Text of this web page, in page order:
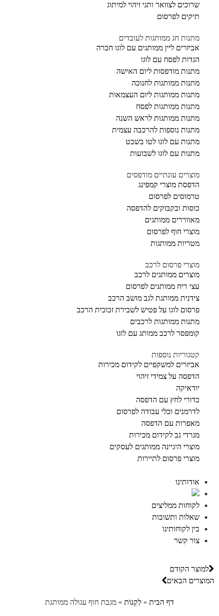
שרוכים לצוואר ותגי זיהוי למיתוג
תיקים לפרסום
מתנות חג ממותגות לעובדים
אביזרים ליין ממותגים עם לוגו חברה
הגדות לפסח עם לוגו
מתנות מודפסות ליום האישה
מתנות ממותגות לחנוכה
מתנות ממותגות ליום העצמאות
מתנות ממותגות לפסח
מתנות ממותגות לראש השנה
מתנות נוספות להרכבה עצמית
מתנות עם לוגו לטו בשבט
מתנות עם לוגו לשבועות
מוצרים עונתיים מודפסים
הדפסת מוצרי קמפינג
טרמוסים לפרסום
כוסות ובקבוקים להדפסה
מאווררים ממותגים
מוצרי חוף לפרסום
מטריות ממותגות
מוצרי פרסום לרכב
מוצרים ממותגים לרכב
עצי ריח ממותגים לפרסום
צידנית ממותגת לגב מושב הרכב
פרסום לוגו על פטיש לשבירת זכוכית הרכב
מתנות ממותגות לרכבים
קומפסר לרכב ממותג עם לוגו
קטגוריות נוספות
אביזרים למשקפיים לקידום מכירות
הדפסה על צמידי זיהוי
יודאיקה
כדורי לחץ עם הדפסה
לדרמנים וכלי עבודה לפרסום
מאפרות עם הדפסה
מגרדי גב לקידום מכירות
מוצרי היגיינה ממותגים לעסקים
מוצרי פרסום לתיירות
אודותינו
לקוחות ממליצים
שאלות ותשובות
בין לקוחותינו
צור קשר
למוצר הקודם
המוצרים הבאים
דף הבית»לִקְנוֹת»מגבת חוף עגולה ממותגת